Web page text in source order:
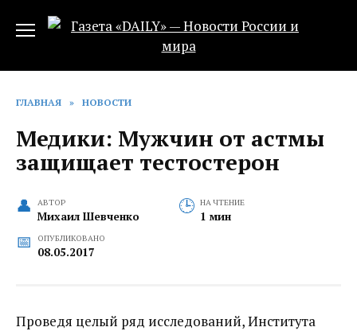
ГЛАВНАЯ » НОВОСТИ
Медики: Мужчин от астмы
защищает тестостерон
АВТОР
Михаил Шевченко
НА ЧТЕНИЕ
1 мин
ОПУБЛИКОВАНО
08.05.2017
Проведя целый ряд исследований, Института